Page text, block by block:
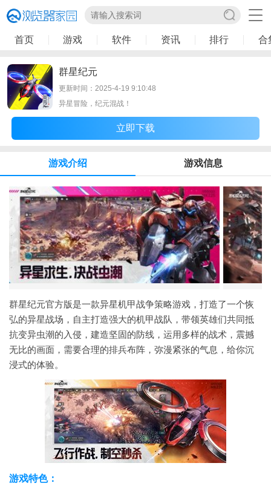
首页 游戏 软件 资讯 排行 合
群星纪元
更新时间：2025-4-19 9:10:48
异星冒险，纪元混战！
立即下载
游戏介绍 游戏信息
群星纪元官方版是一款异星机甲战争策略游戏，打造了一个恢
弘的异星战场，自主打造强大的机甲战队，带领英雄们共同抵
抗变异虫潮的入侵，建造坚固的防线，运用多样的战术，震撼
无比的画面，需要合理的排兵布阵，弥漫紧张的气息，给你沉
浸式的体验。
游戏特色：